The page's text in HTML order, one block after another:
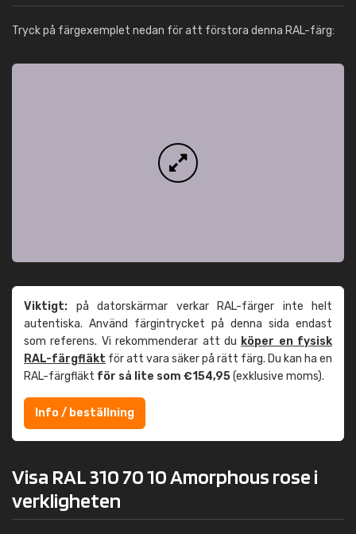
Tryck på färgexemplet nedan för att förstora denna RAL-färg:
Viktigt: på datorskärmar verkar RAL-färger inte helt
autentiska. Använd färgintrycket på denna sida endast
som referens. Vi rekommenderar att du köper en fysisk
RAL-färgfläkt för att vara säker på rätt färg. Du kan ha en
RAL-färgfläkt för så lite som €154,95(exklusive moms).
Info / beställning
Visa RAL 310 70 10 Amorphous rose i
verkligheten